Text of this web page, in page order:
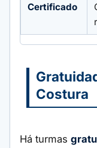
Certificado
Costura
Há turmas